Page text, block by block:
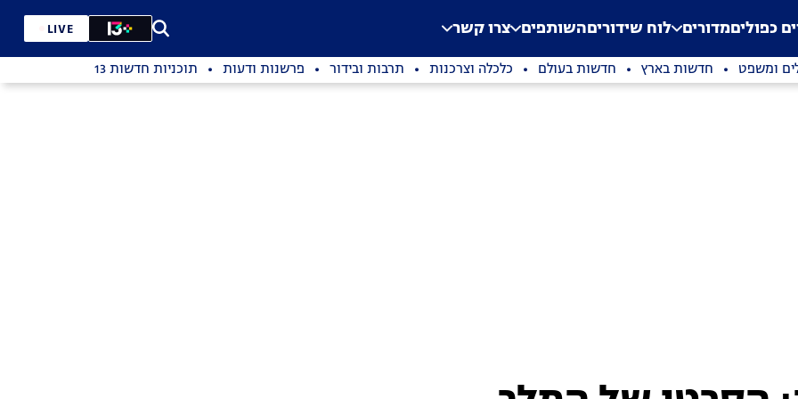
Application error: a
. כפוליםמדורים לוח שידוריםהשותפים צרו קשר LIVE
ומשפט חדשות בארץ חדשות בעולם כלכלה וצרכנות תרבות ובידור פרשנות ודעות תוכניות חדשות 13